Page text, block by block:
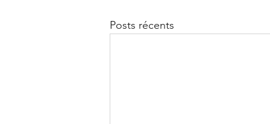
Posts récents